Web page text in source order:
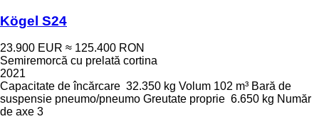
Kögel S24
23.900 EUR ≈ 125.400 RON
Semiremorcă cu prelată cortina
2021
Capacitate de încărcare 32.350 kg Volum 102 m³ Bară de
suspensie pneumo/pneumo Greutate proprie 6.650 kg Număr
de axe 3